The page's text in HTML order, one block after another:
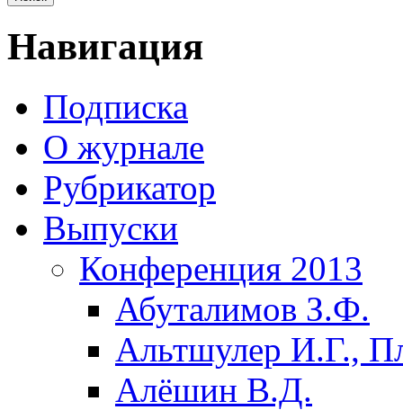
Навигация
Подписка
О журнале
Рубрикатор
Выпуски
Конференция 2013
Абуталимов З.Ф.
Альтшулер И.Г.,
Алёшин В.Д.